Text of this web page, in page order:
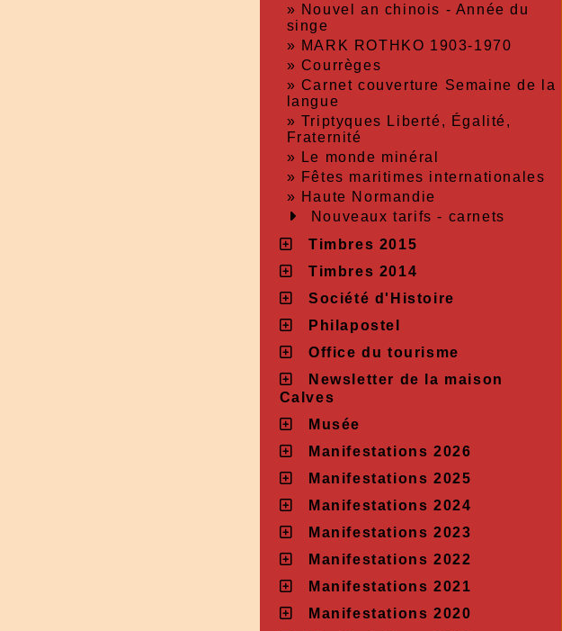
» Nouvel an chinois - Année du
singe
» MARK ROTHKO 1903-1970
» Courrèges
» Carnet couverture Semaine de la
langue
» Triptyques Liberté, Égalité,
Fraternité
» Le monde minéral
» Fêtes maritimes internationales
» Haute Normandie
Nouveaux tarifs - carnets
Timbres 2015
Timbres 2014
Société d'Histoire
Philapostel
Office du tourisme
Newsletter de la maison
Calves
Musée
Manifestations 2026
Manifestations 2025
Manifestations 2024
Manifestations 2023
Manifestations 2022
Manifestations 2021
Manifestations 2020